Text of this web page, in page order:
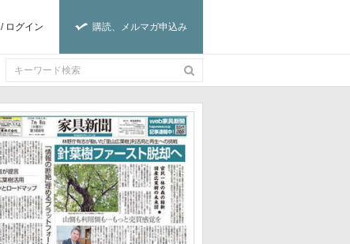
購読、メルマガ申込み
/ ログイン